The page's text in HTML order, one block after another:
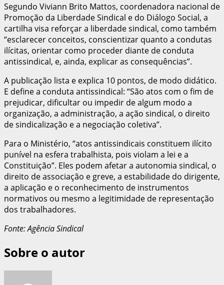
Segundo Viviann Brito Mattos, coordenadora nacional de
Promoção da Liberdade Sindical e do Diálogo Social, a
cartilha visa reforçar a liberdade sindical, como também
“esclarecer conceitos, conscientizar quanto a condutas
ilícitas, orientar como proceder diante de conduta
antissindical, e, ainda, explicar as consequências”.
A publicação lista e explica 10 pontos, de modo didático.
E define a conduta antissindical: “São atos com o fim de
prejudicar, dificultar ou impedir de algum modo a
organização, a administração, a ação sindical, o direito
de sindicalização e a negociação coletiva”.
Para o Ministério, “atos antissindicais constituem ilícito
punível na esfera trabalhista, pois violam a lei e a
Constituição”. Eles podem afetar a autonomia sindical, o
direito de associação e greve, a estabilidade do dirigente,
a aplicação e o reconhecimento de instrumentos
normativos ou mesmo a legitimidade de representação
dos trabalhadores.
Fonte: Agência Sindical
Sobre o autor